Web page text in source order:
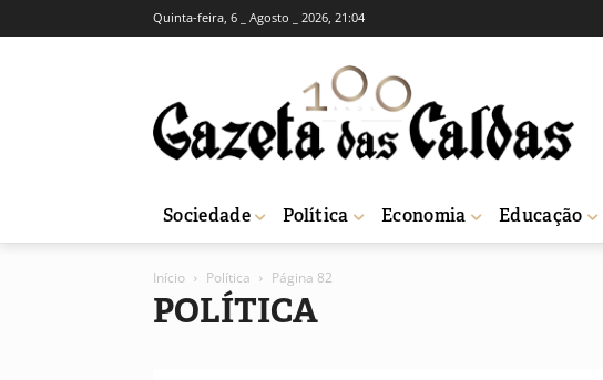
Quinta-feira, 6 _ Agosto _ 2026, 21:04
Sociedade Política Economia Educação
Início Política Página 82
POLÍTICA